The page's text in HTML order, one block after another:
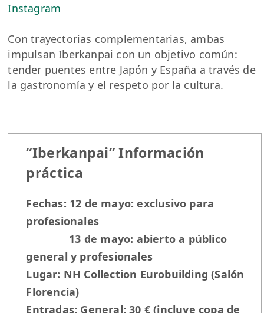
Instagram
Con trayectorias complementarias, ambas
impulsan Iberkanpai con un objetivo común:
tender puentes entre Japón y España a través de
la gastronomía y el respeto por la cultura.
“Iberkanpai” Información
práctica
Fechas: 12 de mayo: exclusivo para
profesionales
13 de mayo: abierto a público
general y profesionales
Lugar: NH Collection Eurobuilding (Salón
Florencia)
Entradas: General: 30 € (incluye copa de